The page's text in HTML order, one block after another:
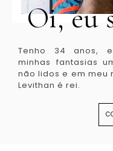
Oi, eu
Tenho 34 anos,
minhas fantasias
não lidos e em meu
Levithan é rei.